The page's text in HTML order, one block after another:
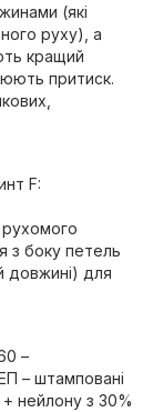
(які
руху), а
кращий
притиск.
F:
з боку петель
довжині) для
–
– штамповані
нейлону з 30%